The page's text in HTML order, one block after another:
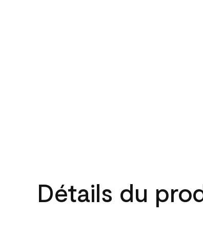
Détails du